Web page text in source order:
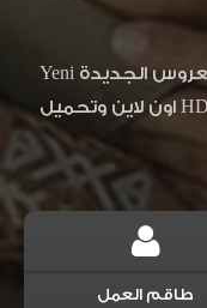
مشاهدة وتحميل المسلسل التركي العروس الجديدة Yeni
Gelin S01 الموسم الاول مدبلج بجودة HD اون لاين وتحميل
طاقم العمل